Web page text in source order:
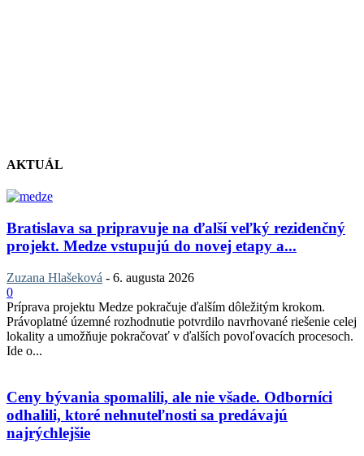
AKTUÁL
Bratislava sa pripravuje na ďalší veľký rezidenčný
projekt. Medze vstupujú do novej etapy a...
Zuzana Hlašeková - 6. augusta 2026
0
Príprava projektu Medze pokračuje ďalším dôležitým krokom.
Právoplatné územné rozhodnutie potvrdilo navrhované riešenie celej
lokality a umožňuje pokračovať v ďalších povoľovacích procesoch.
Ide o...
Ceny bývania spomalili, ale nie všade. Odborníci
odhalili, ktoré nehnuteľnosti sa predávajú
najrýchlejšie